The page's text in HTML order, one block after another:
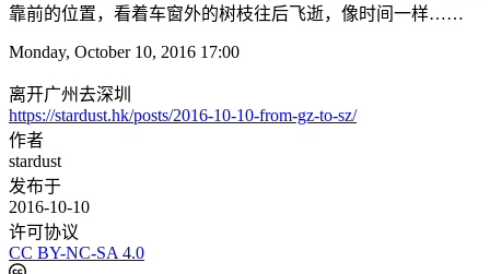
靠前的位置，看着车窗外的树枝往后飞逝，像时间一样……
Monday, October 10, 2016 17:00
离开广州去深圳
https://stardust.hk/posts/2016-10-10-from-gz-to-sz/
作者
stardust
发布于
2016-10-10
许可协议
CC BY-NC-SA 4.0